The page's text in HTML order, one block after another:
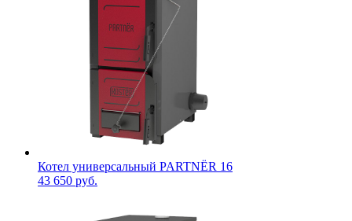
Котел универсальный PARTNЁR 16
43 650 руб.